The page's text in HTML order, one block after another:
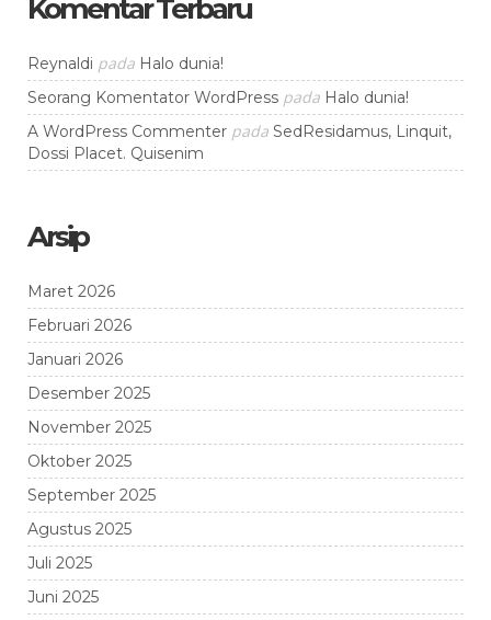
Komentar Terbaru
Reynaldi pada Halo dunia!
Seorang Komentator WordPress pada Halo dunia!
A WordPress Commenter pada SedResidamus, Linquit,
Dossi Placet. Quisenim
Arsip
Maret 2026
Februari 2026
Januari 2026
Desember 2025
November 2025
Oktober 2025
September 2025
Agustus 2025
Juli 2025
Juni 2025